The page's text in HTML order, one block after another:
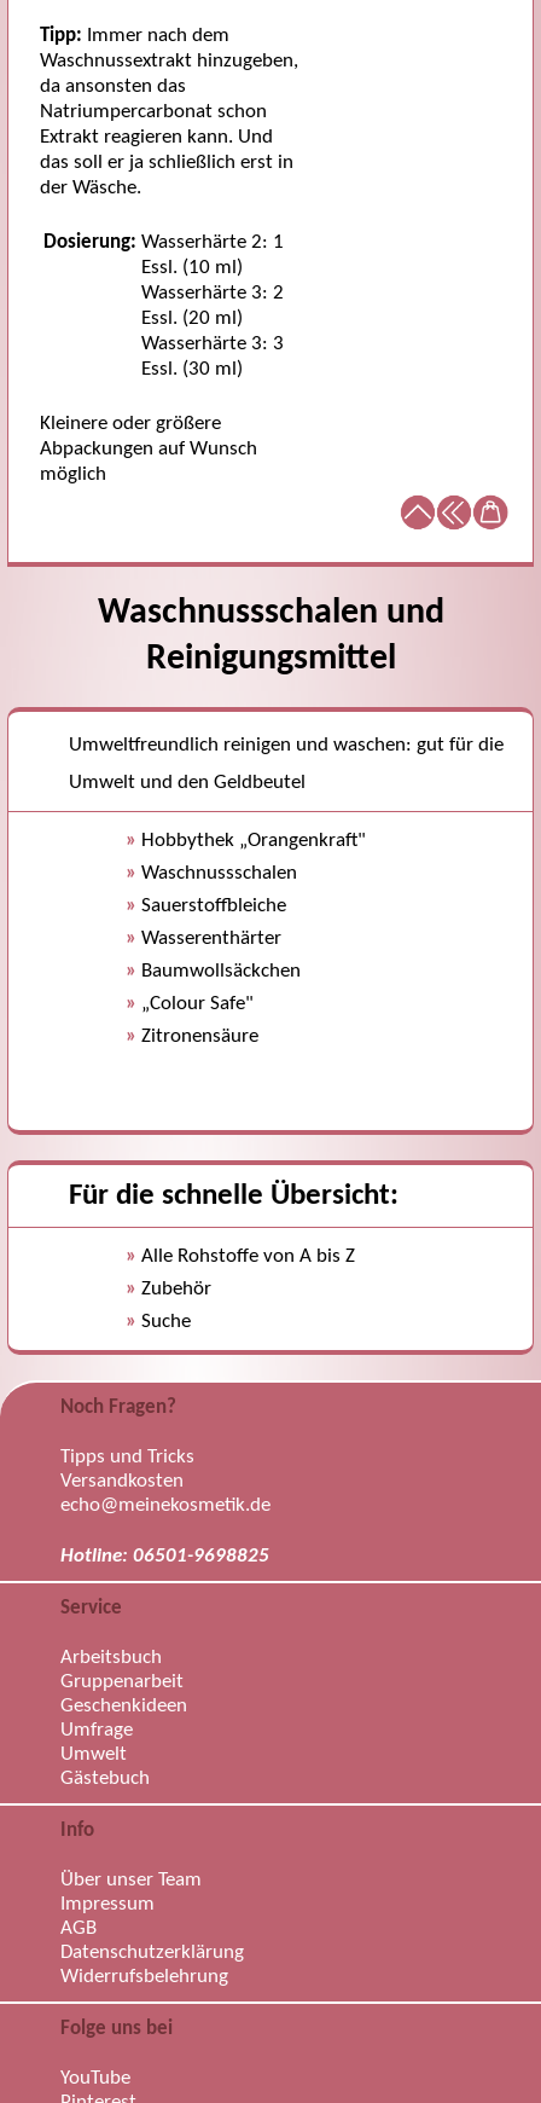
Tipp: Immer nach dem
Waschnussextrakt hinzugeben,
da ansonsten das
Natriumpercarbonat schon
Extrakt reagieren kann. Und
das soll er ja schließlich erst in
der Wäsche.
Dosierung: Wasserhärte 2: 1
Essl. (10 ml)
Wasserhärte 3: 2
Essl. (20 ml)
Wasserhärte 3: 3
Essl. (30 ml)
Kleinere oder größere
Abpackungen auf Wunsch
möglich
Waschnussschalen und
Reinigungsmittel
Umweltfreundlich reinigen und waschen: gut für die
Umwelt und den Geldbeutel
» Hobbythek „Orangenkraft"
» Waschnussschalen
» Sauerstoffbleiche
» Wasserenthärter
» Baumwollsäckchen
» „Colour Safe"
» Zitronensäure
Für die schnelle Übersicht:
» Alle Rohstoffe von A bis Z
» Zubehör
» Suche
Noch Fragen?
Tipps und Tricks
Versandkosten
echo@meinekosmetik.de
Hotline: 06501-9698825
Service
Arbeitsbuch
Gruppenarbeit
Geschenkideen
Umfrage
Umwelt
Gästebuch
Info
Über unser Team
Impressum
AGB
Datenschutzerklärung
Widerrufsbelehrung
Folge uns bei
YouTube